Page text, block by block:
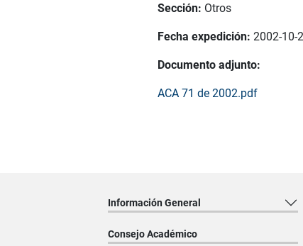
Sección: Otros
Fecha expedición: 2002-10-
Documento adjunto:
ACA 71 de 2002.pdf
Información General
Consejo Académico